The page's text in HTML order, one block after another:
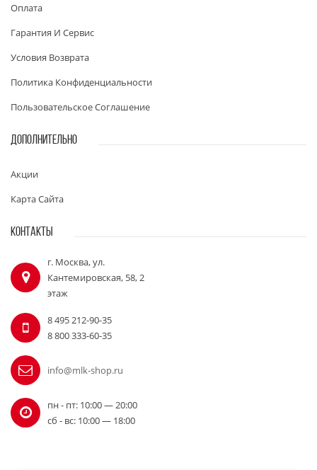
Оплата
Гарантия И Сервис
Условия Возврата
Политика Конфиденциальности
Пользовательское Соглашение
ДОПОЛНИТЕЛЬНО
Акции
Карта Сайта
КОНТАКТЫ
г. Москва, ул.
Кантемировская, 58, 2
этаж
8 495 212-90-35
8 800 333-60-35
info@mlk-shop.ru
пн - пт: 10:00 — 20:00
сб - вс: 10:00 — 18:00